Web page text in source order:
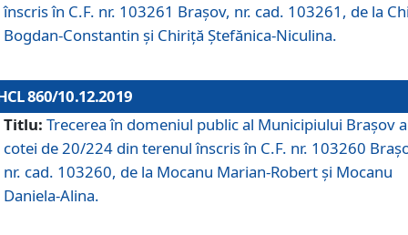
înscris în C.F. nr. 103261 Brașov, nr. cad. 103261, de la
Bogdan-Constantin și Chiriță Ștefănica-Niculina.
860/10.12.2019
Titlu: Trecerea în domeniul public al Municipiului Braşov a
cotei de 20/224 din terenul înscris în C.F. nr. 103260
nr. cad. 103260, de la Mocanu Marian-Robert și Mocanu
Daniela-Alina.